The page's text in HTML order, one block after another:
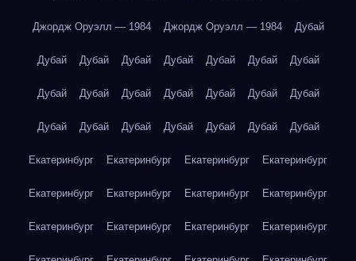
Джордж Оруэлл — 1984 Джордж Оруэлл — 1984 Дубай
Дубай Дубай Дубай Дубай Дубай Дубай Дубай
Дубай Дубай Дубай Дубай Дубай Дубай Дубай
Дубай Дубай Дубай Дубай Дубай Дубай Дубай
Екатеринбург Екатеринбург Екатеринбург Екатеринбург
Екатеринбург Екатеринбург Екатеринбург Екатеринбург
Екатеринбург Екатеринбург Екатеринбург Екатеринбург